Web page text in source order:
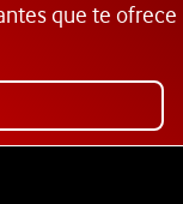
que te ofrece